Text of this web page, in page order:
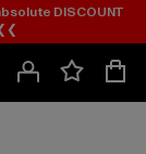
DISCOUNT